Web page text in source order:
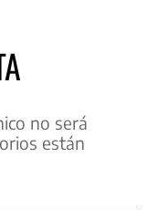
no será
están